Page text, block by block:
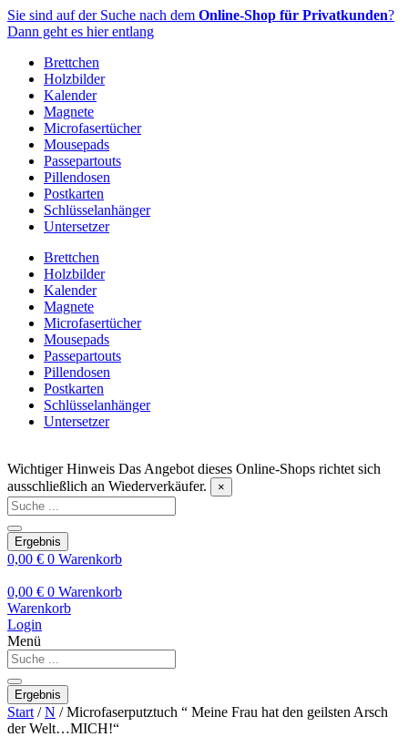
Zum
Inhalt
Sie sind auf der Suche nach dem Online-Shop für Privatkunden?
Dann geht es hier entlang
Brettchen
Holzbilder
Kalender
Magnete
Microfasertücher
Mousepads
Passepartouts
Pillendosen
Postkarten
Schlüsselanhänger
Untersetzer
Brettchen
Holzbilder
Kalender
Magnete
Microfasertücher
Mousepads
Passepartouts
Pillendosen
Postkarten
Schlüsselanhänger
Untersetzer
Wichtiger Hinweis Das Angebot dieses Online-Shops richtet sich
ausschließlich an Wiederverkäufer.
×
Search
...
Ergebnis
0,00 € 0 Warenkorb
0,00 € 0 Warenkorb
Warenkorb
Login
Menü
Search
...
Ergebnis
Start /N / Microfaserputztuch “ Meine Frau hat den geilsten Arsch
der Welt…MICH!“